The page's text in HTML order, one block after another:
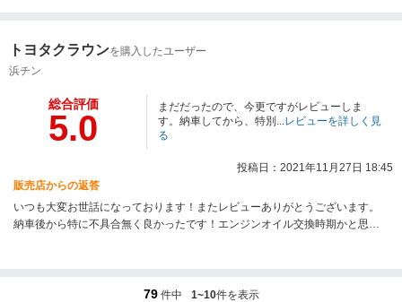
トヨタクラウンを購入したユーザー
浜チン
総合評価
5.0
まだだったので、今更ですがレビューしま
す。納車してから、特別...レビューを詳しく見
る
投稿日：2021年11月27日 18:45
販売店からの返答
いつも大変お世話になっております！またレビューありがとうございます。
納車後から特に不具合無く良かったです！エンジンオイル交換時期かと思い
79 件中 1~10件を表示